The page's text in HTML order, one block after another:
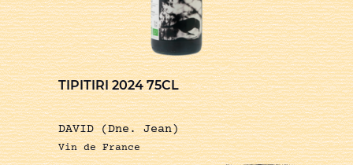
TIPITIRI 2024 75CL
DAVID (Dne. Jean)
Vin de France